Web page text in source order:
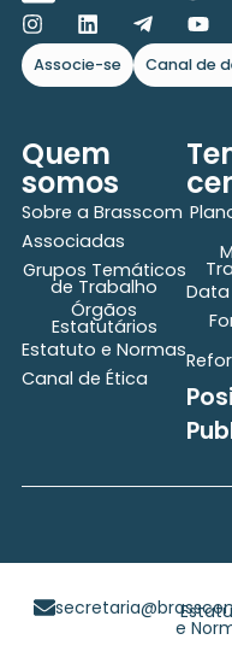
Associe-se Canal de
Quem
somos
Sobre a Brasscom
Associadas
Grupos Temáticos
de Trabalho
Órgãos
Estatutários
Estatuto e Normas
Canal de Ética
e